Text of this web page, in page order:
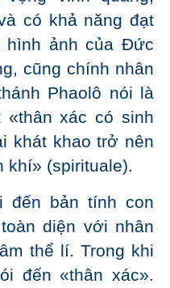
có khả năng đạt
hình ảnh của Đức
cũng chính nhân
Phaolô nói là
xác có sinh
khát khao trở nên
khí» (spirituale).
đến bản tính con
diện với nhân
thể lí. Trong khi
đến «thân xác».